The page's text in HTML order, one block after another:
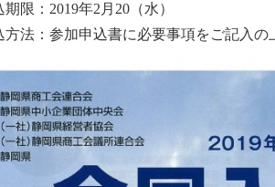
期限：2019年2月20（水）
方法：参加申込書に必要事項をご記入